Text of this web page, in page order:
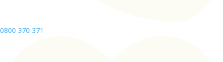
0800 370 371